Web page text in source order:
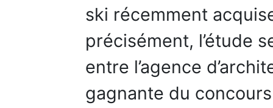
ski récemment
précisément, l’étude
entre l’agence
gagnante du